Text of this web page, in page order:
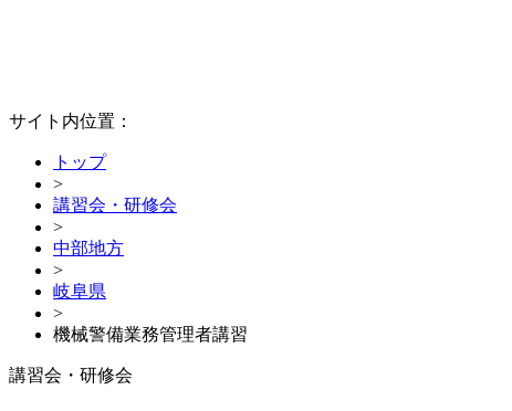
サイト内位置：
トップ
>
講習会・研修会
>
中部地方
>
岐阜県
>
機械警備業務管理者講習
講習会・研修会